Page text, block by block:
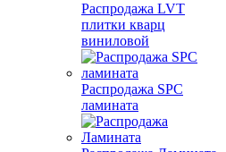
Распродажа LVT
плитки кварц
виниловой
Распродажа SPC
ламината